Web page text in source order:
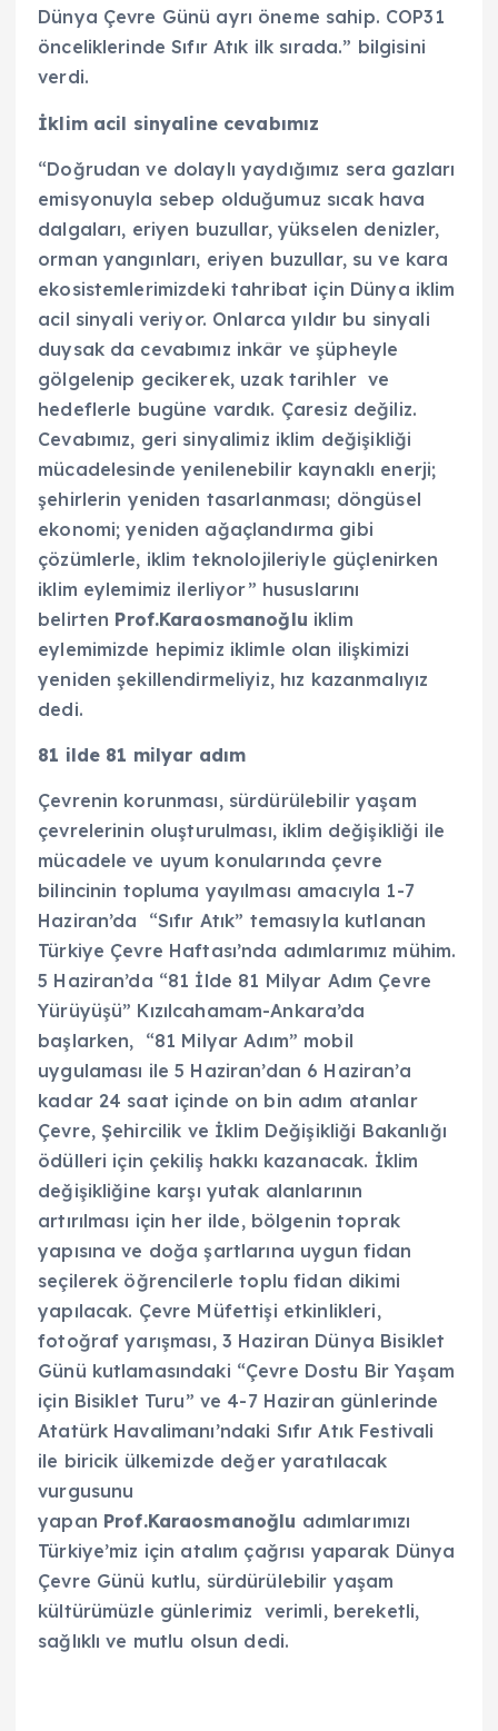
Dünya Çevre Günü ayrı öneme sahip. COP31
önceliklerinde Sıfır Atık ilk sırada.” bilgisini
verdi.
İklim acil sinyaline cevabımız
“Doğrudan ve dolaylı yaydığımız sera gazları
emisyonuyla sebep olduğumuz sıcak hava
dalgaları, eriyen buzullar, yükselen denizler,
orman yangınları, eriyen buzullar, su ve kara
ekosistemlerimizdeki tahribat için Dünya iklim
acil sinyali veriyor. Onlarca yıldır bu sinyali
duysak da cevabımız inkâr ve şüpheyle
gölgelenip gecikerek, uzak tarihler ve
hedeflerle bugüne vardık. Çaresiz değiliz.
Cevabımız, geri sinyalimiz iklim değişikliği
mücadelesinde yenilenebilir kaynaklı enerji;
şehirlerin yeniden tasarlanması; döngüsel
ekonomi; yeniden ağaçlandırma gibi
çözümlerle, iklim teknolojileriyle güçlenirken
iklim eylemimiz ilerliyor” hususlarını
belirten Prof.Karaosmanoğlu iklim
eylemimizde hepimiz iklimle olan ilişkimizi
yeniden şekillendirmeliyiz, hız kazanmalıyız
dedi.
81 ilde 81 milyar adım
Çevrenin korunması, sürdürülebilir yaşam
çevrelerinin oluşturulması, iklim değişikliği ile
mücadele ve uyum konularında çevre
bilincinin topluma yayılması amacıyla 1-7
Haziran’da “Sıfır Atık” temasıyla kutlanan
Türkiye Çevre Haftası’nda adımlarımız mühim.
5 Haziran’da “81 İlde 81 Milyar Adım Çevre
Yürüyüşü” Kızılcahamam-Ankara’da
başlarken, “81 Milyar Adım” mobil
uygulaması ile 5 Haziran’dan 6 Haziran’a
kadar 24 saat içinde on bin adım atanlar
Çevre, Şehircilik ve İklim Değişikliği Bakanlığı
ödülleri için çekiliş hakkı kazanacak. İklim
değişikliğine karşı yutak alanlarının
artırılması için her ilde, bölgenin toprak
yapısına ve doğa şartlarına uygun fidan
seçilerek öğrencilerle toplu fidan dikimi
yapılacak. Çevre Müfettişi etkinlikleri,
fotoğraf yarışması, 3 Haziran Dünya Bisiklet
Günü kutlamasındaki “Çevre Dostu Bir Yaşam
için Bisiklet Turu” ve 4-7 Haziran günlerinde
Atatürk Havalimanı’ndaki Sıfır Atık Festivali
ile biricik ülkemizde değer yaratılacak
vurgusunu
yapan Prof.Karaosmanoğlu adımlarımızı
Türkiye’miz için atalım çağrısı yaparak Dünya
Çevre Günü kutlu, sürdürülebilir yaşam
kültürümüzle günlerimiz verimli, bereketli,
sağlıklı ve mutlu olsun dedi.